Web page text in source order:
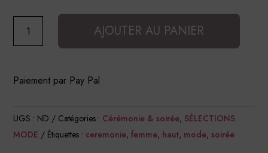
à
AJOUTER AU PANIER
Paiement par Pay Pal
UGS : ND Catégories : Cérémonie & soirée, SÉLECTIONS
MODE
Étiquettes : ceremonie,femme, haut, mode,soirée